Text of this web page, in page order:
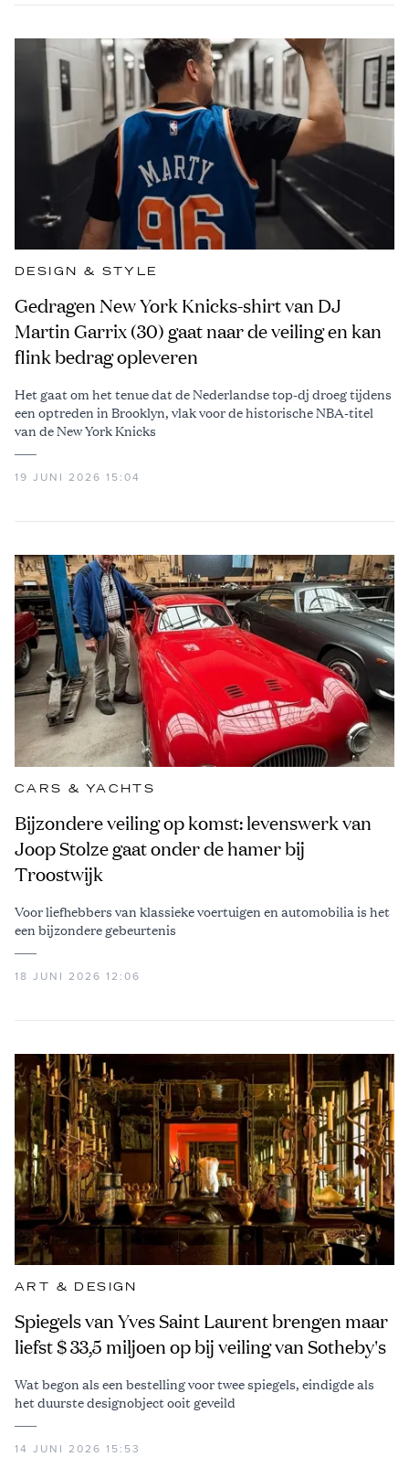
DESIGN & STYLE
Gedragen New York Knicks-shirt van DJ
Martin Garrix (30) gaat naar de veiling en kan
flink bedrag opleveren
Het gaat om het tenue dat de Nederlandse top-dj droeg tijdens
een optreden in Brooklyn, vlak voor de historische NBA-titel
van de New York Knicks
19 JUNI 2026 15:04
CARS & YACHTS
Bijzondere veiling op komst: levenswerk van
Joop Stolze gaat onder de hamer bij
Troostwijk
Voor liefhebbers van klassieke voertuigen en automobilia is het
een bijzondere gebeurtenis
18 JUNI 2026 12:06
ART & DESIGN
Spiegels van Yves Saint Laurent brengen maar
liefst $ 33,5 miljoen op bij veiling van Sotheby's
Wat begon als een bestelling voor twee spiegels, eindigde als
het duurste designobject ooit geveild
14 JUNI 2026 15:53